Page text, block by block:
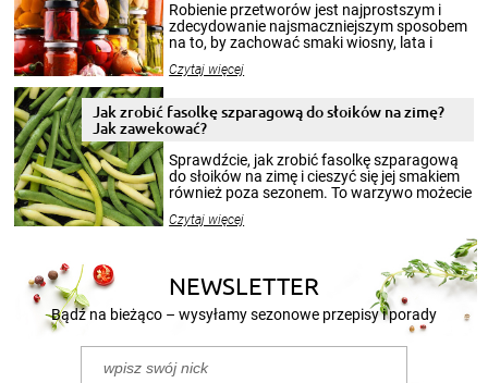
Robienie przetworów jest najprostszym i
zdecydowanie najsmaczniejszym sposobem
na to, by zachować smaki wiosny, lata i
krajobrazów, by cieszyć nimi oko w sezonie
pełni poczuć atmosferę cieplejszych
miesięcy. Przygotowanie słoików ze
patenty, które pozwolą zachować świeżość
przetworów.
Czytaj więcej
Jak zrobić fasolkę szparagową do słoików na zimę?
Jak zawekować?
Sprawdźcie, jak zrobić fasolkę szparagową
do słoików na zimę i cieszyć się jej smakiem
również poza sezonem. To warzywo możecie
nasze propozycje!
Czytaj więcej
NEWSLETTER
Bądź na bieżąco – wysyłamy sezonowe przepisy i porady